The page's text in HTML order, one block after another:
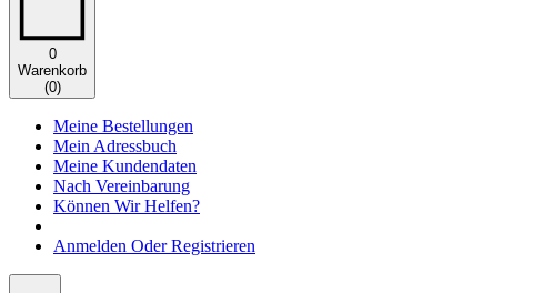
0
Warenkorb
(0)
Meine Bestellungen
Mein Adressbuch
Meine Kundendaten
Nach Vereinbarung
Können Wir Helfen?
Anmelden Oder Registrieren